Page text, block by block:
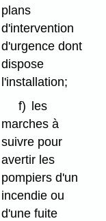
plans
d'intervention
d'urgence dont
dispose
l'installation;
f) les
marches à
suivre pour
avertir les
pompiers d'un
incendie ou
d'une fuite